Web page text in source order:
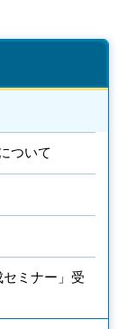
ついて
ミナー」受